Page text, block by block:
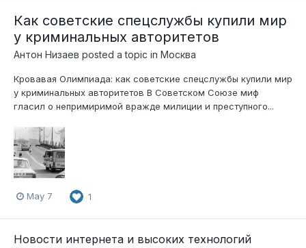
Как советские спецслужбы купили мир
у криминальных авторитетов
Антон Низаев posted a topic in Москва
Кровавая Олимпиада: как советские спецслужбы купили мир
у криминальных авторитетов В Советском Союзе миф
гласил о непримиримой вражде милиции и преступного...
May 7 1
Новости интернета и высоких технологий